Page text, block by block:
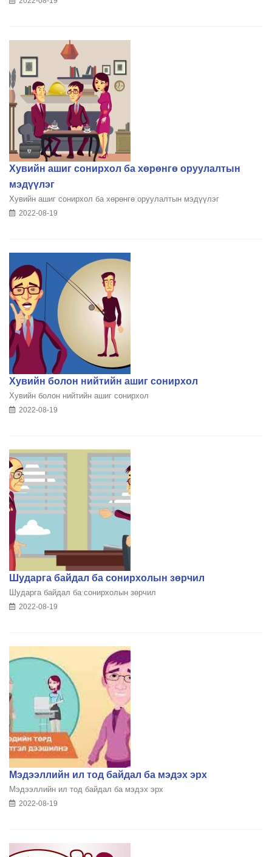
Хувийн ашиг сонирхол ба хөрөнгө оруулалтын
мэдүүлэг
Хувийн ашиг сонирхол ба хөрөнгө оруулалтын мэдүүлэг
2022-08-19
Хувийн болон нийтийн ашиг сонирхол
Хувийн болон нийтийн ашиг сонирхол
2022-08-19
Шударга байдал ба сонирхолын зөрчил
Шударга байдал ба сонирхолын зөрчил
2022-08-19
Мэдээллийн ил тод байдал ба мэдэх эрх
Мэдээллийн ил тод байдал ба мэдэх эрх
2022-08-19